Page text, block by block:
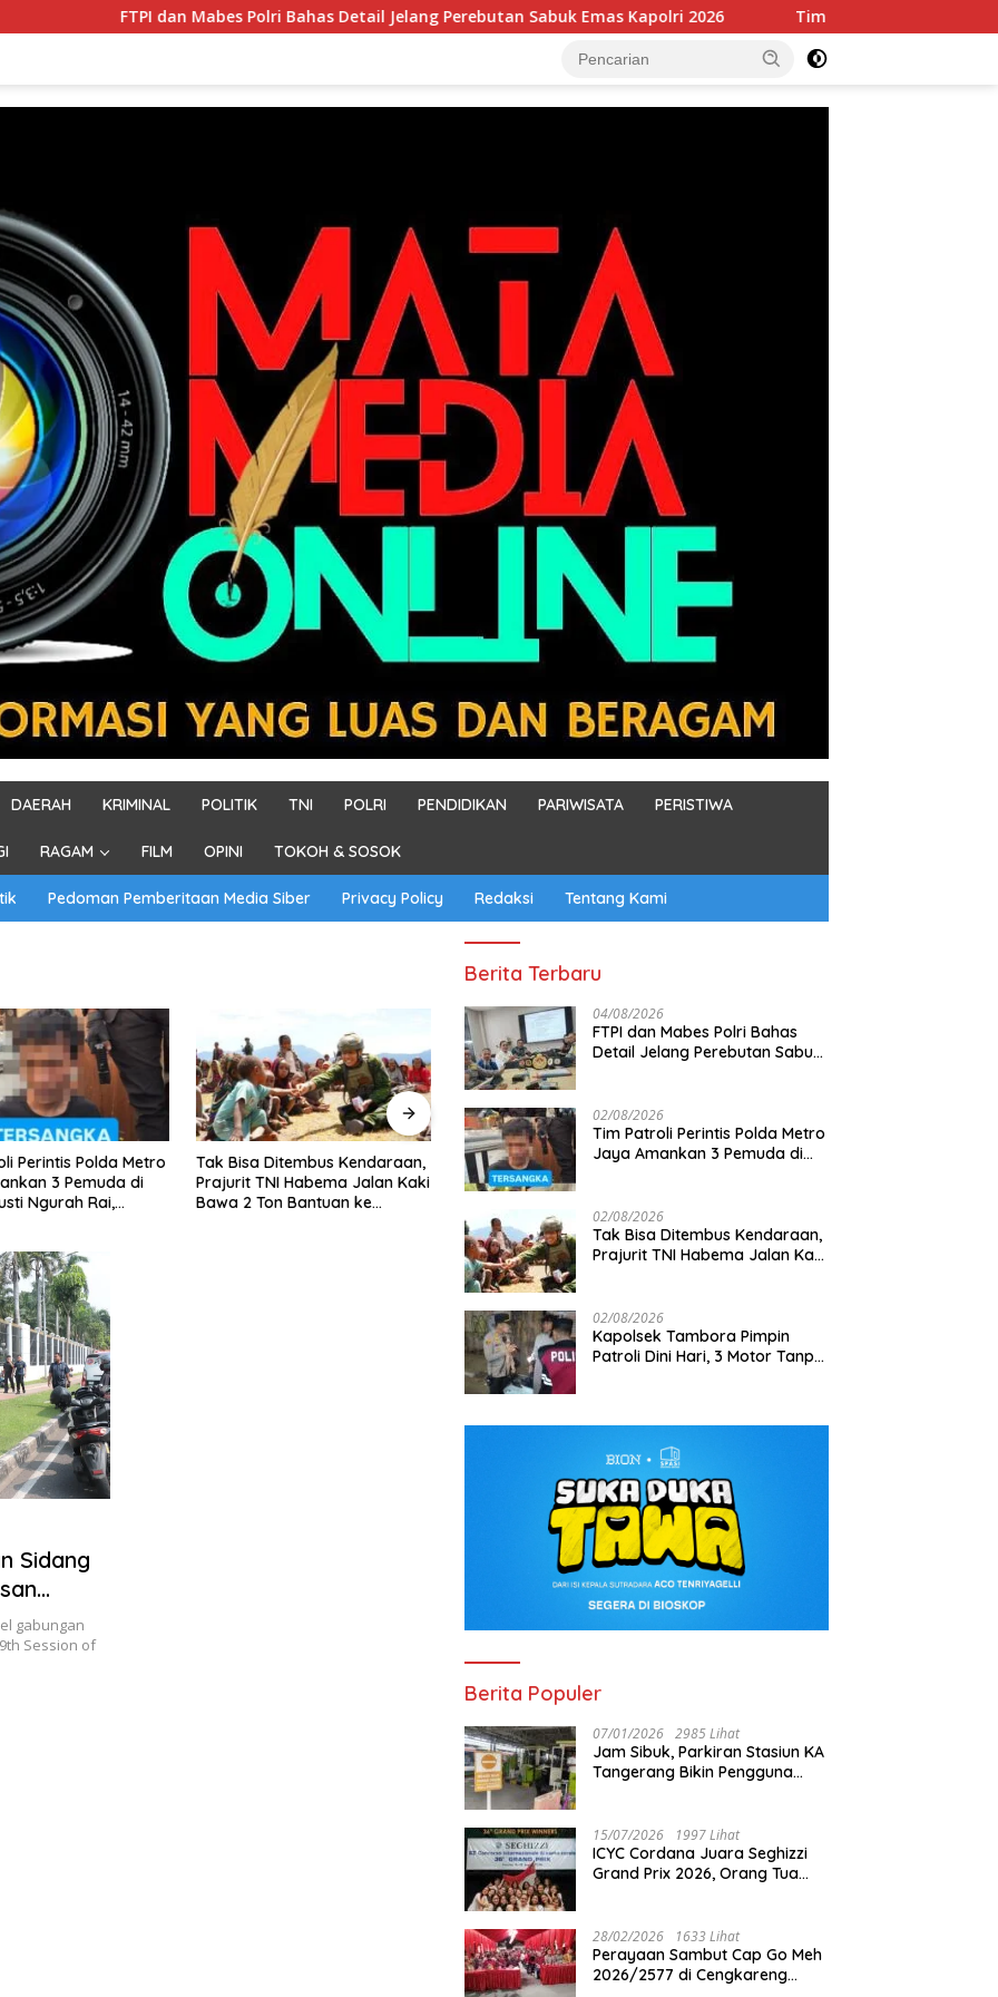
FTPI dan Mabes Polri Bahas Detail Jelang Perebutan Sabuk Emas Kapolri 2026 Tim Patroli Perintis Polda Metro Jaya
DAERAH KRIMINAL POLITIK TNI POLRI PENDIDIKAN PARIWISATA PERISTIWA
RAGAM FILM OPINI TOKOH & SOSOK
Pedoman Pemberitaan Media Siber Privacy Policy Redaksi Tentang Kami
Ditembus Kendaraan,
TNI Habema Jalan Kaki
Ton Bantuan ke
Kapolsek Tambora Pimpin
Patroli Dini Hari, 3 Motor Tanpa
Surat Diamankan
Jelang Aston Villa Pre-Season
Tour Indonesia, 1.105 Personel
Gagalkan Penyelundupan 7,9
Sidang
gabungan
Session of
Berita Terbaru
04/08/2026
FTPI dan Mabes Polri Bahas
Detail Jelang Perebutan Sabuk
02/08/2026
Tim Patroli Perintis Polda Metro
Jaya Amankan 3 Pemuda di
Jalanan
02/08/2026
Tak Bisa Ditembus Kendaraan,
Prajurit TNI Habema Jalan Kaki
02/08/2026
Kapolsek Tambora Pimpin
Patroli Dini Hari, 3 Motor Tanpa
Berita Populer
07/01/2026 2985 Lihat
Jam Sibuk, Parkiran Stasiun KA
Tangerang Bikin Pengguna
15/07/2026 1997 Lihat
ICYC Cordana Juara Seghizzi
Grand Prix 2026, Orang Tua
Indonesia
28/02/2026 1633 Lihat
Perayaan Sambut Cap Go Meh
2026/2577 di Cengkareng